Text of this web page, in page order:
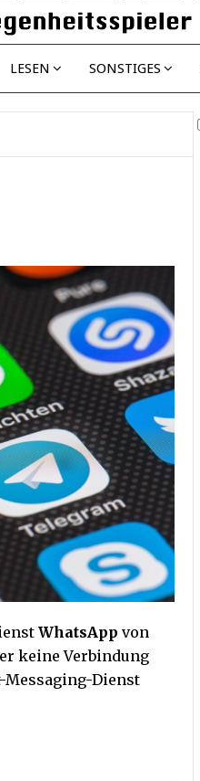
LESEN SONSTIGES
WhatsApp von
keine Verbindung
Messaging-Dienst